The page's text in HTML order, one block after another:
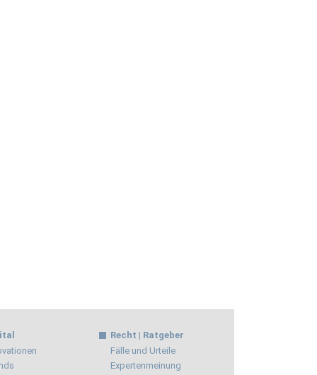
Recht | Ratgeber
Fälle und Urteile
Expertenmeinung